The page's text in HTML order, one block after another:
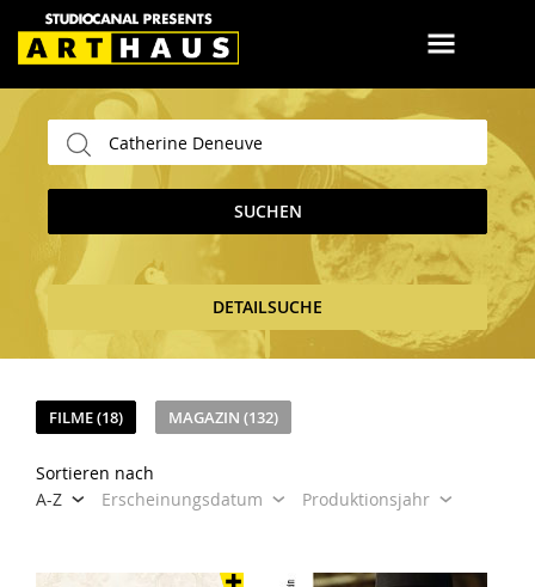
SUCHEN
DETAILSUCHE
FILME (18) MAGAZIN (132)
Sortieren nach
A-Z
Erscheinungsdatum Produktionsjahr